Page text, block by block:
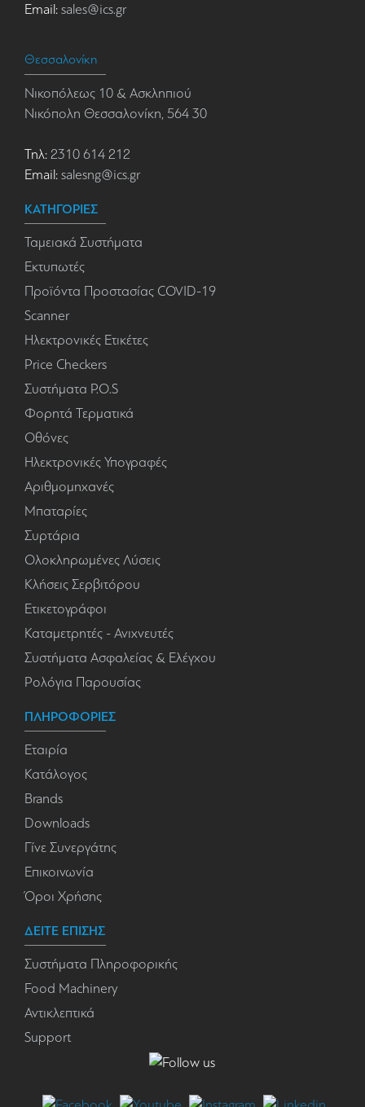
Email: sales@ics.gr
Θεσσαλονίκη
Νικοπόλεως 10 & Ασκληπιού
Νικόπολη Θεσσαλονίκη, 564 30
Τηλ: 2310 614 212
Email: salesng@ics.gr
ΚΑΤΗΓΟΡΙΕΣ
Ταμειακά Συστήματα
Εκτυπωτές
Προϊόντα Προστασίας COVID-19
Scanner
Ηλεκτρονικές Ετικέτες
Price Checkers
Συστήματα P.O.S
Φορητά Τερματικά
Οθόνες
Ηλεκτρονικές Υπογραφές
Αριθμομηχανές
Μπαταρίες
Συρτάρια
Ολοκληρωμένες Λύσεις
Κλήσεις Σερβιτόρου
Ετικετογράφοι
Καταμετρητές - Ανιχνευτές
Συστήματα Ασφαλείας & Ελέγχου
Ρολόγια Παρουσίας
ΠΛΗΡΟΦΟΡΙΕΣ
Εταιρία
Κατάλογος
Brands
Downloads
Γίνε Συνεργάτης
Επικοινωνία
Όροι Χρήσης
ΔΕΙΤΕ ΕΠΙΣΗΣ
Συστήματα Πληροφορικής
Food Machinery
Αντικλεπτικά
Support